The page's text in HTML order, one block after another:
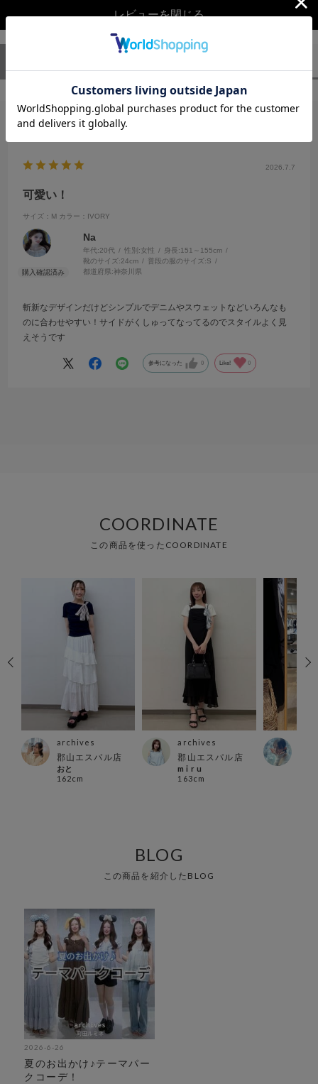
レビューを閉じる
絞り込み
2026.7.7
可愛い！
サイズ：M カラー：IVORY
Na
年代:20代 性別:女性 身長:151～155cm
靴のサイズ:24cm 普段の服のサイズ:S
都道府県:神奈川県
斬新なデザインだけどシンプルでデニムやスウェットなどいろんなも
のに合わせやすい！サイドがくしゅってなってるのでスタイルよく見
えそうです
参考になった 0 Like! 0
COORDINATE
この商品を使ったCOORDINATE
archives
郡山エスパル店
おと
162cm
archives
郡山エスパル店
m i r u
163cm
BLOG
この商品を紹介したBLOG
2026-6-26
夏のお出かけ♪テーマパー
クコーデ！